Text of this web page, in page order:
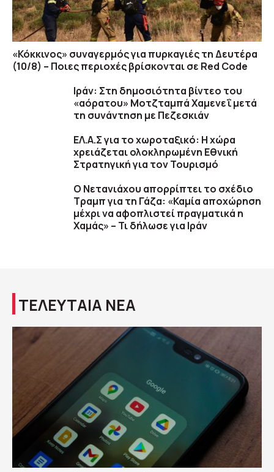
«Κόκκινος» συναγερμός για πυρκαγιές τη Δευτέρα
(10/8) – Ποιες περιοχές βρίσκονται σε Red Code
Ιράν: Στη δημοσιότητα βίντεο του
«αόρατου» Μοτζταμπά Χαμενεΐ μετά
τη συνάντηση με Πεζεσκιάν
ΕΛ.Α.Σ για το χωροταξικό: Η χώρα
χρειάζεται ολοκληρωμένη Εθνική
Στρατηγική για τον Τουρισμό
Ο Νετανιάχου απορρίπτει το σχέδιο
Τραμπ για τη Γάζα: «Καμία αποχώρηση
μέχρι να αφοπλιστεί πραγματικά η
Χαμάς» – Τι δήλωσε για Ιράν
ΤΕΛΕΥΤΑΙΑ ΝΕΑ